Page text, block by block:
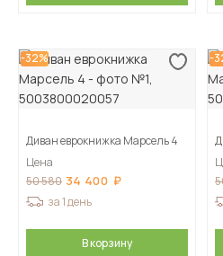
-32%
Диван еврокнижка Марсель 4
Цена
50 580 34 400
за 1 день
В корзину
-